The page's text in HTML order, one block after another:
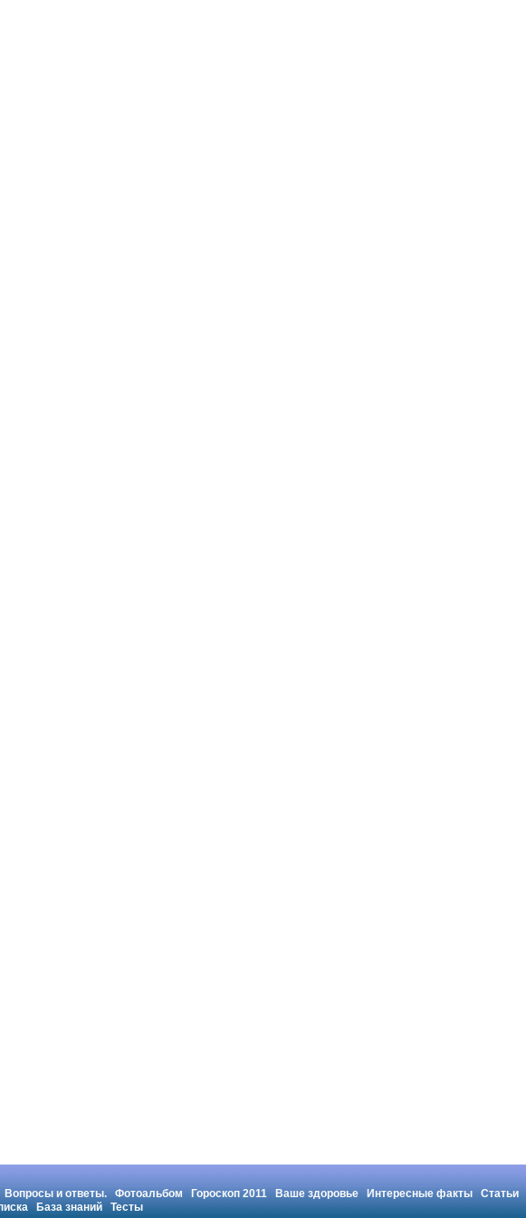
Вопросы и ответы. Фотоальбом Гороскоп 2011 Ваше здоровье Интересные факты Статьи
База знаний Тесты